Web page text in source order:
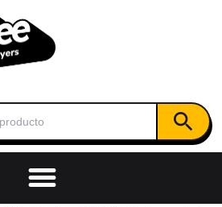
Botón de